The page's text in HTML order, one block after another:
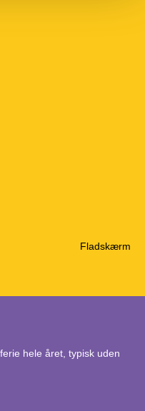
Fladskærm
hele året, typisk uden